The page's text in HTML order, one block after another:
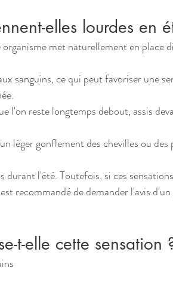
elles lourdes en
met naturellement en place
sanguins, ce qui peut favoriser une
l'on reste longtemps debout, assis
léger gonflement des chevilles ou des
l'été. Toutefois, si ces
recommandé de demander l'avis
t-elle cette sensation